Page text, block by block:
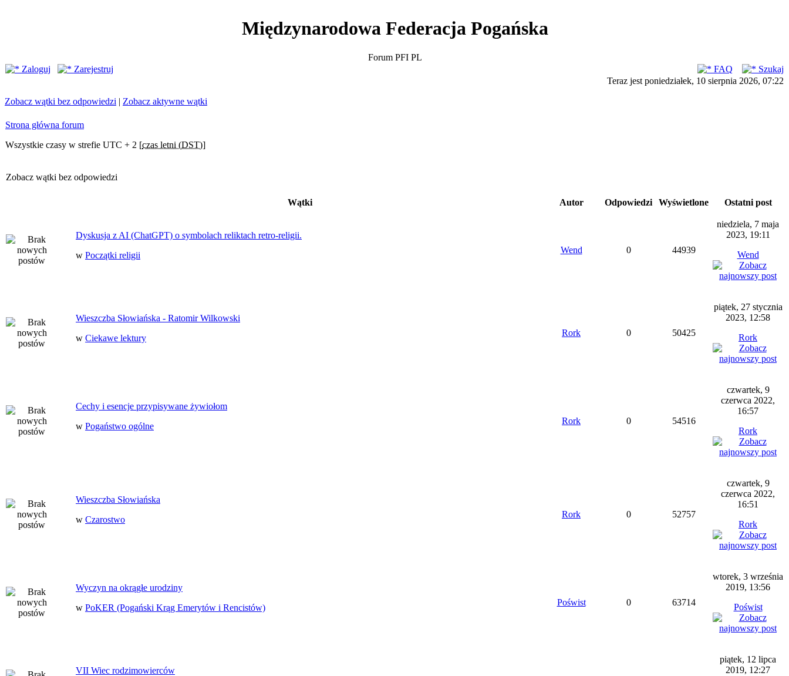
Międzynarodowa Federacja Pogańska
Forum PFI PL
Zaloguj
Zarejestruj FAQ
Szukaj
Teraz jest poniedziałek, 10 sierpnia 2026, 07:22
Zobacz wątki bez odpowiedzi | Zobacz aktywne wątki
Strona główna forum
Wszystkie czasy w strefie UTC + 2 [czas letni (DST)]
Zobacz wątki bez odpowiedzi
Wątki Autor Odpowiedzi Wyświetlone Ostatni post
Dyskusja z AI (ChatGPT) o symbolach reliktach retro-religii.
w Początki religii
Wend 0 44939
niedziela, 7 maja
2023, 19:11
Wend
Wieszczba Słowiańska - Ratomir Wilkowski
w Ciekawe lektury
Rork 0 50425
piątek, 27 stycznia
2023, 12:58
Rork
Cechy i esencje przypisywane żywiołom
w Pogaństwo ogólne
Rork 0 54516
czwartek, 9
czerwca 2022,
16:57
Rork
Wieszczba Słowiańska
w Czarostwo
Rork 0 52757
czwartek, 9
czerwca 2022,
16:51
Rork
Wyczyn na okrągłe urodziny
w PoKER (Pogański Krąg Emerytów i Rencistów)
Poświst 0 63714
wtorek, 3 września
2019, 13:56
Poświst
VII Wiec rodzimowierców
piątek, 12 lipca
2019, 12:27